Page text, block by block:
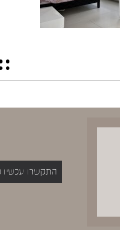
התקשרו עכשיו 052-5535400